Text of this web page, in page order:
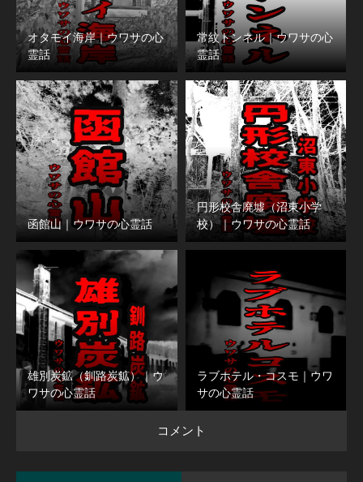
オタモイ海岸｜ウワサの心
霊話
常紋トンネル｜ウワサの心
霊話
函館山｜ウワサの心霊話
円形校舎廃墟（沼東小学
校）｜ウワサの心霊話
雄別炭鉱（釧路炭鉱）｜ウ
ワサの心霊話
ラブホテル・コスモ｜ウワ
サの心霊話
コメント